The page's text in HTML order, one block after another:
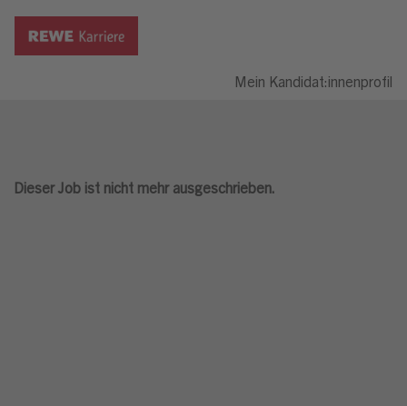
Mein Kandidat:innenprofil
Dieser Job ist nicht mehr ausgeschrieben.